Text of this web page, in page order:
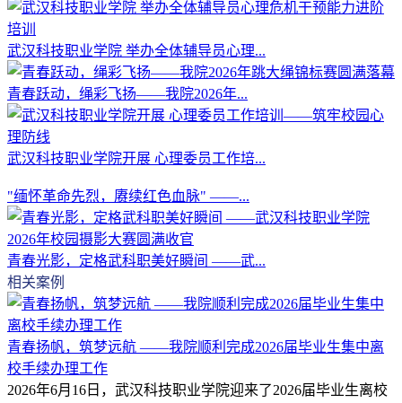
武汉科技职业学院 举办全体辅导员心理...
青春跃动，绳彩飞扬——我院2026年...
武汉科技职业学院开展 心理委员工作培...
"缅怀革命先烈，赓续红色血脉" ——...
青春光影，定格武科职美好瞬间 ——武...
相关案例
青春扬帆，筑梦远航 ——我院顺利完成2026届毕业生集中离
校手续办理工作
2026年6月16日，武汉科技职业学院迎来了2026届毕业生离校